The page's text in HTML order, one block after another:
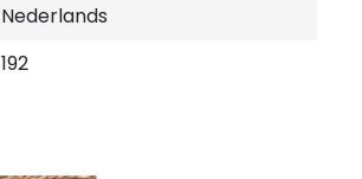
Nederlands
192